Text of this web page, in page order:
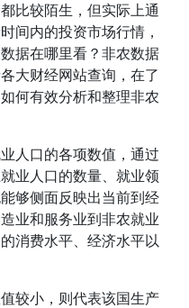
比较陌生，但实际上通
间内的投资市场行情，
据在哪里看？非农数据
大财经网站查询，在了
何有效分析和整理非农
人口的各项数值，通过
业人口的数量、就业领
够侧面反映出当前到经
业和服务业到非农就业
消费水平、经济水平以
较小，则代表该国生产